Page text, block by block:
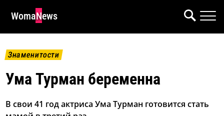
WomaNews
Знаменитости
Ума Турман беременна
В свои 41 год актриса Ума Турман готовится стать